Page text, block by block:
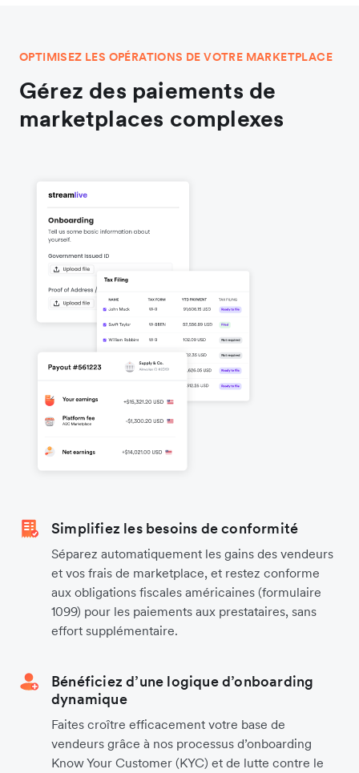
OPTIMISEZ LES OPÉRATIONS DE VOTRE MARKETPLACE
Gérez des paiements de
marketplaces complexes
Simplifiez les besoins de conformité
Séparez automatiquement les gains des vendeurs
et vos frais de marketplace, et restez conforme
aux obligations fiscales américaines (formulaire
1099) pour les paiements aux prestataires, sans
effort supplémentaire.
Bénéficiez d’une logique d’onboarding
dynamique
Faites croître efficacement votre base de
vendeurs grâce à nos processus d’onboarding
Know Your Customer (KYC) et de lutte contre le